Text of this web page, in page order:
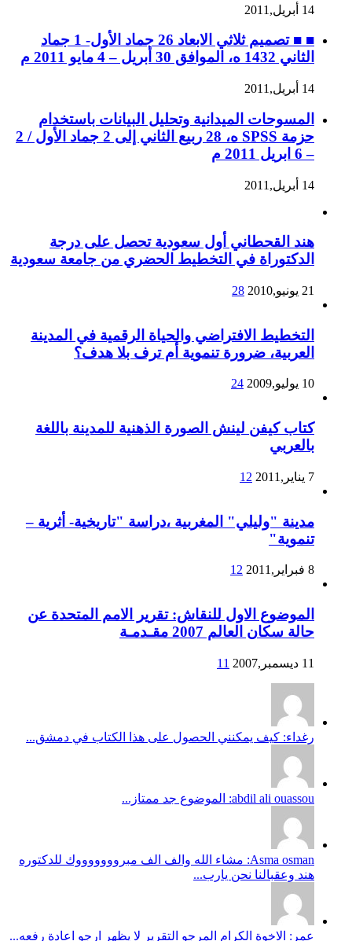
14 أبريل,2011
■ ■ تصميم ثلاثي الابعاد 26 جماد الأول- 1 جماد
الثاني 1432 ه، الموافق 30 أبريل – 4 مايو 2011 م
14 أبريل,2011
المسوحات الميدانية وتحليل البيانات باستخدام
حزمة SPSS ه، 28 ربيع الثاني إلى 2 جماد الأول / 2
– 6 ابريل 2011 م
14 أبريل,2011
هند القحطاني أول سعودية تحصل على درجة
الدكتوراة في التخطيط الحضري من جامعة سعودية
21 يونيو,2010 28
التخطيط الافتراضي والحياة الرقمية في المدينة
العربية، ضرورة تنموية أم ترف بلا هدف؟
10 يوليو,2009 24
كتاب كيفن لينش الصورة الذهنية للمدينة باللغة
بالعربي
7 يناير,2011 12
مدينة "وليلي" المغربية ،دراسة "تاريخية- أثرية –
تنموية"
8 فبراير,2011 12
الموضوع الاول للنقاش: تقرير الامم المتحدة عن
حالة سكان العالم 2007 مقـدمـة
11 ديسمبر,2007 11
رغداء: كيف يمكنني الحصول على هذا الكتاب في دمشق...
abdil ali ouassou: الموضوع جد ممتاز...
Asma osman: مشاء الله والف الف مبروووووووك للدكتوره
هند وعقبالنا نحن يارب...
عمر: الاخوة الكرام المرجو التقرير لا يظهر ارجو اعادة رفعه...